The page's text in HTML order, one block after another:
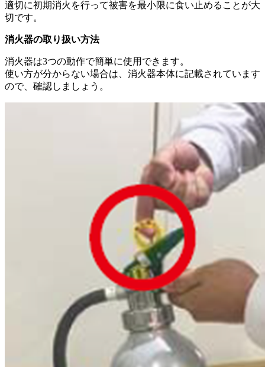
適切に初期消火を行って被害を最小限に食い止めることが大
切です。
消火器の取り扱い方法
消火器は3つの動作で簡単に使用できます。
使い方が分からない場合は、消火器本体に記載されています
ので、確認しましょう。